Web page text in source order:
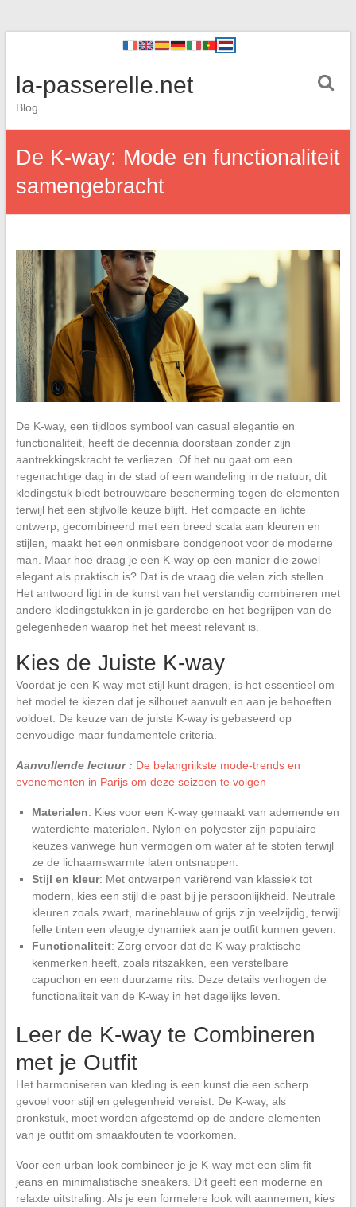
la-passerelle.net
Blog
De K-way: Mode en functionaliteit
samengebracht
De K-way, een tijdloos symbool van casual elegantie en
functionaliteit, heeft de decennia doorstaan zonder zijn
aantrekkingskracht te verliezen. Of het nu gaat om een
regenachtige dag in de stad of een wandeling in de natuur, dit
kledingstuk biedt betrouwbare bescherming tegen de elementen
terwijl het een stijlvolle keuze blijft. Het compacte en lichte
ontwerp, gecombineerd met een breed scala aan kleuren en
stijlen, maakt het een onmisbare bondgenoot voor de moderne
man. Maar hoe draag je een K-way op een manier die zowel
elegant als praktisch is? Dat is de vraag die velen zich stellen.
Het antwoord ligt in de kunst van het verstandig combineren met
andere kledingstukken in je garderobe en het begrijpen van de
gelegenheden waarop het het meest relevant is.
Kies de Juiste K-way
Voordat je een K-way met stijl kunt dragen, is het essentieel om
het model te kiezen dat je silhouet aanvult en aan je behoeften
voldoet. De keuze van de juiste K-way is gebaseerd op
eenvoudige maar fundamentele criteria.
Aanvullende lectuur : De belangrijkste mode-trends en
evenementen in Parijs om deze seizoen te volgen
Materialen: Kies voor een K-way gemaakt van ademende en
waterdichte materialen. Nylon en polyester zijn populaire
keuzes vanwege hun vermogen om water af te stoten terwijl
ze de lichaamswarmte laten ontsnappen.
Stijl en kleur: Met ontwerpen variërend van klassiek tot
modern, kies een stijl die past bij je persoonlijkheid. Neutrale
kleuren zoals zwart, marineblauw of grijs zijn veelzijdig, terwijl
felle tinten een vleugje dynamiek aan je outfit kunnen geven.
Functionaliteit: Zorg ervoor dat de K-way praktische
kenmerken heeft, zoals ritszakken, een verstelbare
capuchon en een duurzame rits. Deze details verhogen de
functionaliteit van de K-way in het dagelijks leven.
Leer de K-way te Combineren
met je Outfit
Het harmoniseren van kleding is een kunst die een scherp
gevoel voor stijl en gelegenheid vereist. De K-way, als
pronkstuk, moet worden afgestemd op de andere elementen
van je outfit om smaakfouten te voorkomen.
Voor een urban look combineer je je K-way met een slim fit
jeans en minimalistische sneakers. Dit geeft een moderne en
relaxte uitstraling. Als je een formelere look wilt aannemen, kies